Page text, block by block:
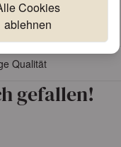
Cookies
ablehnen
Qualität
gefallen!